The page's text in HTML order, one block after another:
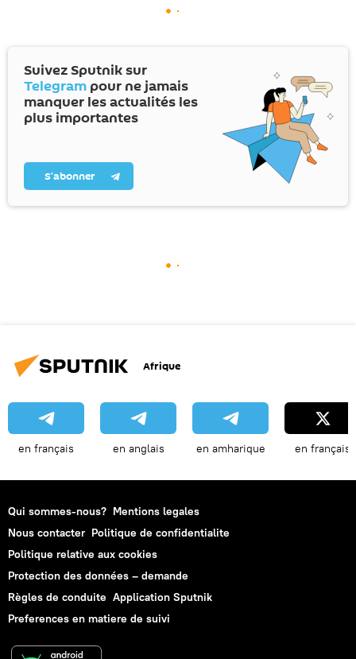
Suivez Sputnik sur
Telegram pour ne jamais
manquer les actualités les
plus importantes
S’abonner
Afrique
en français en anglais en amharique en français
Qui sommes-nous? Mentions legales
Nous contacter Politique de confidentialite
Politique relative aux cookies
Protection des données – demande
Règles de conduite Application Sputnik
Preferences en matiere de suivi